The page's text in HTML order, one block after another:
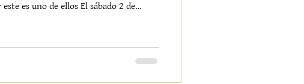
es uno de ellos El sábado 2 de
mañanael jardín se transforma en un
cuarenta artesanos desplegando